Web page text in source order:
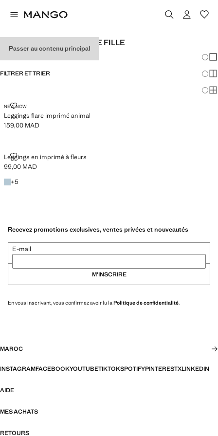
Passer au contenu principal
LEGGINGS IMPRIMÉES DE FILLE
FILTRER ET TRIER
NEW NOW
Leggings flare imprimé animal
LEGGINGS FLARE IMPRIMÉ ANIMAL
Prix actuel [159,00 MAD ]
159,00 MAD
Leggings en imprimé à fleurs
LEGGINGS EN IMPRIMÉ À FLEURS
Prix actuel [99,00 MAD ]
99,00 MAD
Bleu ciel
+5
+5 couleurs
Recevez promotions exclusives, ventes privées et nouveautés
E-mail
M’INSCRIRE
En vous inscrivant, vous confirmez avoir lu la Politique de confidentialité.
MAROC
INSTAGRAMFACEBOOKYOUTUBETIKTOKSPOTIFYPINTERESTXLINKEDIN
AIDE
MES ACHATS
RETOURS